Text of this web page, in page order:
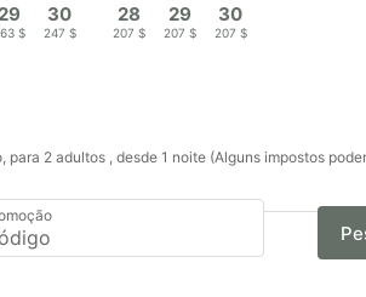
29
$
30
247 $
28
207 $
29
207 $
30
207 $
para 2 adultos , desde 1 noite (Alguns impostos